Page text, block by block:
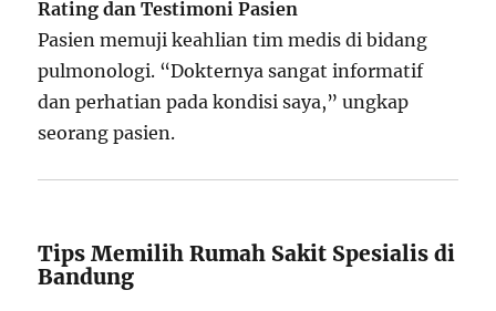
Rating dan Testimoni Pasien
Pasien memuji keahlian tim medis di bidang
pulmonologi. “Dokternya sangat informatif
dan perhatian pada kondisi saya,” ungkap
seorang pasien.
Tips Memilih Rumah Sakit Spesialis di
Bandung